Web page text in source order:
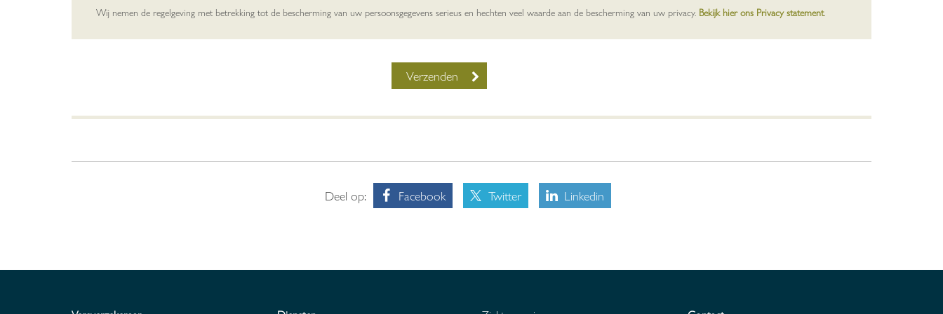
Wij nemen de regelgeving met betrekking tot de bescherming van uw persoonsgegevens serieus en hechten veel waarde aan de bescherming van uw privacy. Bekijk hier ons Privacy statement.
Deel op: Facebook Twitter Linkedin